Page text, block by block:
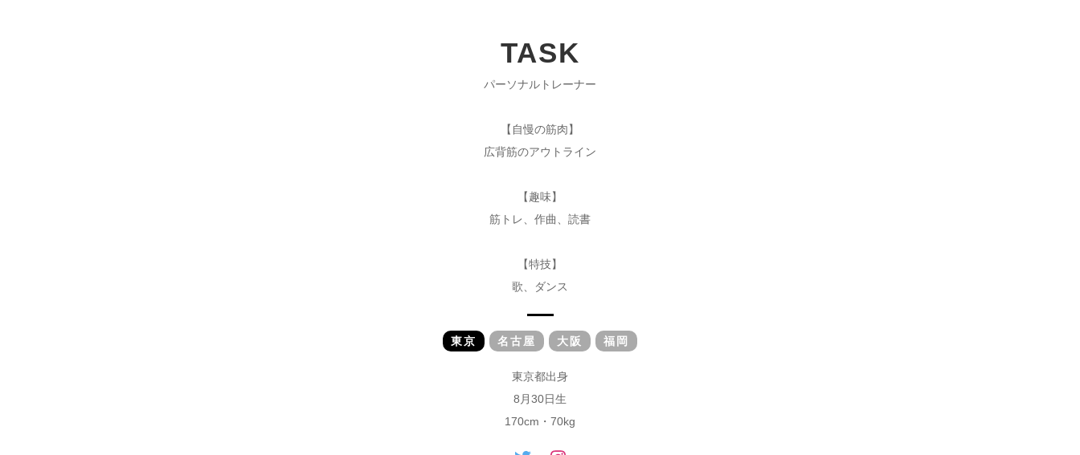
TASK
パーソナルトレーナー
【自慢の筋肉】
広背筋のアウトライン
【趣味】
筋トレ、作曲、読書
【特技】
歌、ダンス
東京 名古屋 大阪 福岡
東京都出身
8月30日生
170cm・70kg